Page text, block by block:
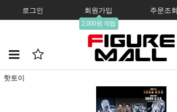
로그인 회원가입
2,000원 적립
주문조회
핫토이